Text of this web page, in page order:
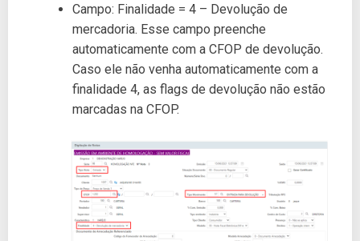
Campo: Finalidade = 4 – Devolução de
mercadoria. Esse campo preenche
automaticamente com a CFOP de devolução.
Caso ele não venha automaticamente com a
finalidade 4, as flags de devolução não estão
marcadas na CFOP.